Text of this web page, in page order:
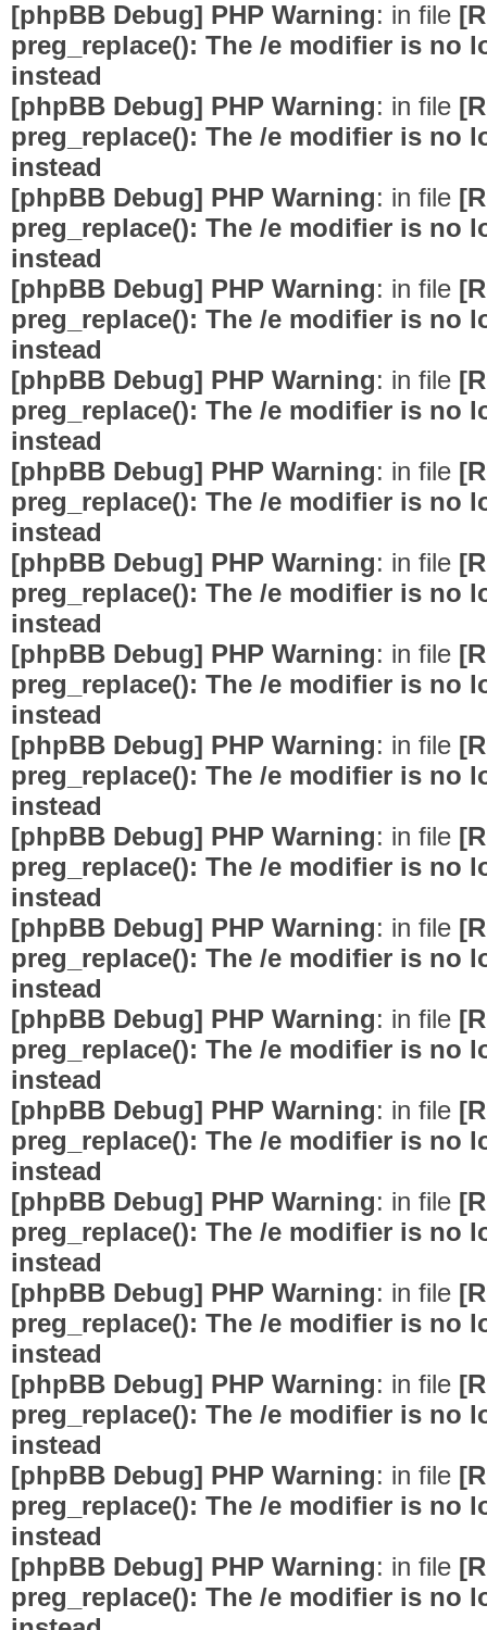
[phpBB Debug] PHP Warning: in file
preg_replace(): The /e modifier is no
instead
[phpBB Debug] PHP Warning: in file
preg_replace(): The /e modifier is no
instead
[phpBB Debug] PHP Warning: in file
preg_replace(): The /e modifier is no
instead
[phpBB Debug] PHP Warning: in file
preg_replace(): The /e modifier is no
instead
[phpBB Debug] PHP Warning: in file
preg_replace(): The /e modifier is no
instead
[phpBB Debug] PHP Warning: in file
preg_replace(): The /e modifier is no
instead
[phpBB Debug] PHP Warning: in file
preg_replace(): The /e modifier is no
instead
[phpBB Debug] PHP Warning: in file
preg_replace(): The /e modifier is no
instead
[phpBB Debug] PHP Warning: in file
preg_replace(): The /e modifier is no
instead
[phpBB Debug] PHP Warning: in file
preg_replace(): The /e modifier is no
instead
[phpBB Debug] PHP Warning: in file
preg_replace(): The /e modifier is no
instead
[phpBB Debug] PHP Warning: in file
preg_replace(): The /e modifier is no
instead
[phpBB Debug] PHP Warning: in file
preg_replace(): The /e modifier is no
instead
[phpBB Debug] PHP Warning: in file
preg_replace(): The /e modifier is no
instead
[phpBB Debug] PHP Warning: in file
preg_replace(): The /e modifier is no
instead
[phpBB Debug] PHP Warning: in file
preg_replace(): The /e modifier is no
instead
[phpBB Debug] PHP Warning: in file
preg_replace(): The /e modifier is no
instead
[phpBB Debug] PHP Warning: in file
preg_replace(): The /e modifier is no